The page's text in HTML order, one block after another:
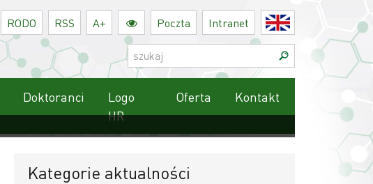
HRRODO RSS A+ Poczta Intranet
Szukaj:
Doktoranci
Logo
HR
Oferta Kontakt
Kategorie aktualności